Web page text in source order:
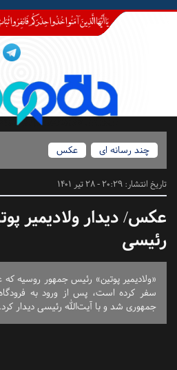
چند رسانه ای
عکس
تاریخ انتشار: 20:29 - 28 تیر 1401
عکس/ دیدار ولادیمیر
رئیسی
«ولادیمیر پوتین» رئیس جمهور روسیه
سفر کرده است، پس از ورود به
جمهوری شد و با آیت‌الله رئیسی دیدار کرد.